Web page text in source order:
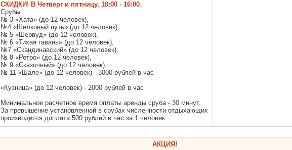
СКИДКИ! В Четверг и пятницу, 10:00 - 16:00.
Срубы:
№ 3 «Хата» (до 12 человек),
№4 «Шелковый путь» (до 12 человек),
№ 5 «Шервуд» (до 12 человек),
№ 6 «Тихая гавань» (до 12 человек),
№7 «Скандинавский» (до 12 человек),
№ 8 «Ретро» (до 12 человек),
№ 9 «Сказочный» (до 12 человек),
№ 11 «Шале» (до 12 человек) - 3000 рублей в час
«Кузница» (до 12 человек) - 2000 рублей в час
Минимальное расчетное время оплаты аренды сруба - 30 минут.
За превышение установленной в срубах численности отдыхающих
производится доплата 500 рублей в час за 1 человек.
АКЦИЯ!